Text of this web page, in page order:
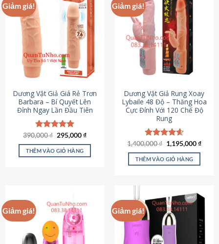
Giảm giá!
Dương Vật Giả Giá Rẻ Trơn
Barbara – Bí Quyết Lên
Đỉnh Ngay Lần Đầu Tiên
Được xếp
hạng4.90
5 sao
390,000₫ Giá
là:
390,000 ₫.
295,000₫Giá
tại
THÊM VÀO GIỎ HÀNG
Giảm giá!
Dương Vật Giả Rung Xoay
Lybaile 48 Độ – Thăng Hoa
Cực Đỉnh Với 120 Chế Độ
Rung
Được xếp
hạng4.62
5 sao
1,400,000₫ Giá
gốc
là:
1,400,000 ₫.
1,195,000₫Giá
THÊM VÀO GIỎ HÀNG
Giảm giá! Giảm giá!